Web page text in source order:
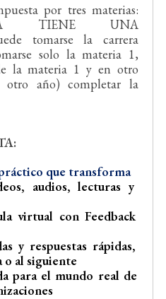
por tres materias:
TIENE UNA
tomarse la carrera
solo la materia 1,
la materia 1 y en otro
otro año) completar la
que transforma
audios, lecturas y
virtual con Feedback
y respuestas rápidas,
al siguiente
para el mundo real de